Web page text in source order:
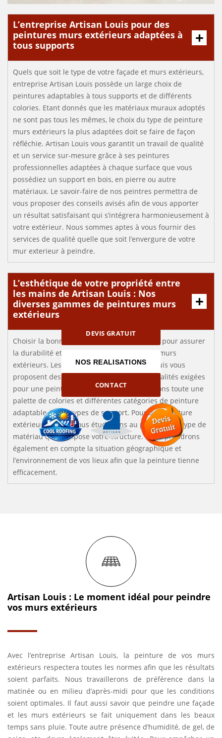
DEVIS GRATUIT
NOS REALISATIONS
CONTACT
L’entreprise Artisan Louis pour des
peintures murs extérieurs adaptées à
tous supports
Quels que soit le type de votre façade et murs extérieurs,
entreprise Artisan Louis possède un large choix de
peintures adaptables à tous supports et de différents
colories. Etant donnés que les matériaux muraux adoptés
ne sont pas tous les mêmes, le choix du type de peinture
murs extérieurs la plus adaptées doit se faire de façon
réfléchie. Artisan Louis vous garantit un travail de qualité
et un service sur-mesure grâce à ses peintures
professionnelles adaptées à chaque surface que vous
possédiez un support en bois, en pierre ou autre
matériaux. Le savoir-faire de nos peintres permettra de
vous proposer des conseils avisés afin de vous apporter
un résultat satisfaisant qui s’intégrera harmonieusement à
votre extérieur. Nous sommes aptes à vous fournir des
services de qualité quelle que soit l’envergure de votre
mur exterieur à peindre.
L’esthétique de votre propriété entre
les mains de Artisan Louis : Nos
diverses gammes de peintures murs
extérieurs
Choisir la bonne peinture s’avère primordial pour assurer
la durabilité et la beauté de votre façade et murs
extérieurs. Les professionnels de Artisan Louis vous
proposent des marques alliant toutes les qualités exigées
pour une peinture extérieure. Nous possédons toute une
palette de colories et différentes catégories de peinture
adaptable à tous types de support. Pour une peinture
extérieure réussi, nous étudierons au préalable le type de
matériau que compose votre structure. Nous prendrons
également en compte la situation géographique et
l’environnement de vos lieux afin que la peinture tienne
efficacement.
Artisan Louis : Le moment idéal pour peindre
vos murs extérieurs
Avec l’entreprise Artisan Louis, la peinture de vos murs
extérieurs respectera toutes les normes afin que les résultats
soient parfaits. Nous travaillerons de préférence dans la
matinée ou en milieu d’après-midi pour que les conditions
soient optimales. Il faut aussi savoir que peindre une façade
et les murs extérieurs se fait uniquement dans les beaux
temps sans pluie. Toute autre présence d’humidité, de gel, de